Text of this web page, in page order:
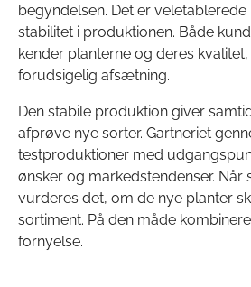
begyndelsen. Det er
stabilitet i produktionen. Både
kender planterne og deres
forudsigelig afsætning.
Den stabile produktion giver
afprøve nye sorter. Gartneriet
testproduktioner med
ønsker og markedstendenser. Når
vurderes det, om de nye planter
sortiment. På den måde
fornyelse.